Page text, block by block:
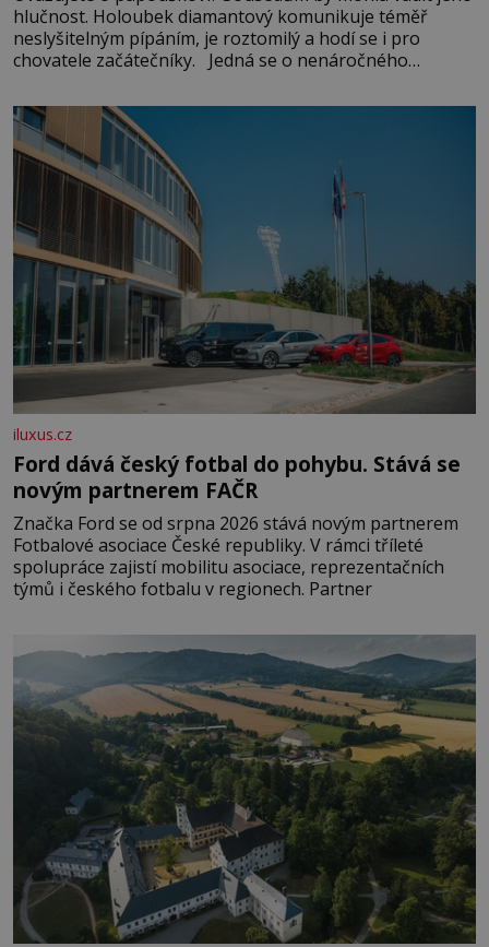
hlučnost. Holoubek diamantový komunikuje téměř
neslyšitelným pípáním, je roztomilý a hodí se i pro
chovatele začátečníky. Jedná se o nenáročného
času tráví na zemi, kde sbírá zbytky semínek Jeho
domovinou je prakticky celá Austrálie s výjimkou
pobřežní oblasti.
iluxus.cz
Ford dává český fotbal do pohybu. Stává se
novým partnerem FAČR
Značka Ford se od srpna 2026 stává novým partnerem
Fotbalové asociace České republiky. V rámci tříleté
spolupráce zajistí mobilitu asociace, reprezentačních
týmů i českého fotbalu v regionech. Partner